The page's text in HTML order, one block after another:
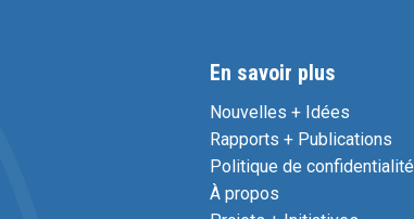
En savoir plus
Nouvelles + Idées
Rapports + Publications
Politique de confidentialité
À propos